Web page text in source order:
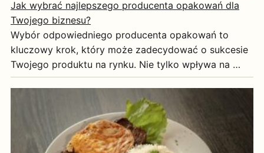
Jak wybrać najlepszego producenta opakowań dla
Twojego biznesu?
Wybór odpowiedniego producenta opakowań to
kluczowy krok, który może zadecydować o sukcesie
Twojego produktu na rynku. Nie tylko wpływa na …